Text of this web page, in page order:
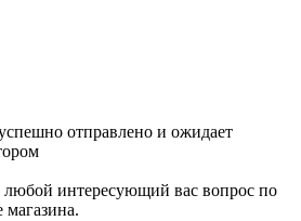
отправлено и ожидает
любой интересующий вас вопрос по
магазина.